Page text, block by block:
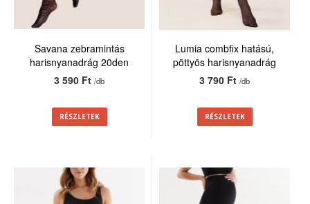
Savana zebramintás
harisnyanadrág 20den
3 590 Ft/db
RÉSZLETEK
Lumia combfix hatású,
pöttyös harisnyanadrág
20den
3 790 Ft/db
RÉSZLETEK